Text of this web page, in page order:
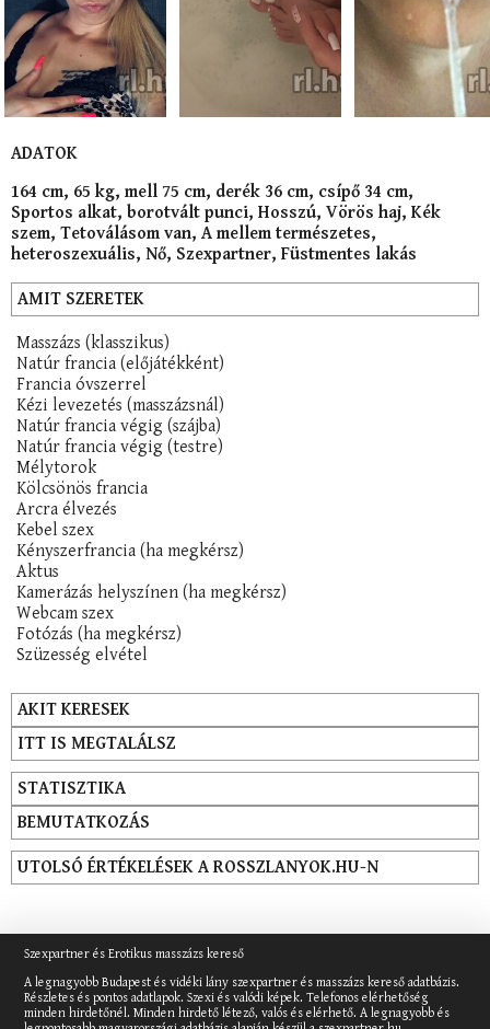
ADATOK
164 cm, 65 kg, mell 75 cm, derék 36 cm, csípő 34 cm,
Sportos alkat, borotvált punci, Hosszú, Vörös haj, Kék
szem, Tetoválásom van, A mellem természetes,
heteroszexuális, Nő, Szexpartner, Füstmentes lakás
AMIT SZERETEK
Masszázs (klasszikus)
Natúr francia (előjátékként)
Francia óvszerrel
Kézi levezetés (masszázsnál)
Natúr francia végig (szájba)
Natúr francia végig (testre)
Mélytorok
Kölcsönös francia
Arcra élvezés
Kebel szex
Kényszerfrancia (ha megkérsz)
Aktus
Kamerázás helyszínen (ha megkérsz)
Webcam szex
Fotózás (ha megkérsz)
Szüzesség elvétel
AKIT KERESEK
ITT IS MEGTALÁLSZ
STATISZTIKA
BEMUTATKOZÁS
UTOLSÓ ÉRTÉKELÉSEK A ROSSZLANYOK.HU-N
Szexpartner és Erotikus masszázs kereső
A legnagyobb Budapest és vidéki lány szexpartner és masszázs kereső adatbázis.
Részletes és pontos adatlapok. Szexi és valódi képek. Telefonos elérhetőség
minden hirdetőnél. Minden hirdető létező, valós és elérhető. A legnagyobb és